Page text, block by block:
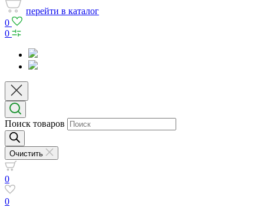
перейти в каталог
0
0
Поиск товаров
Очистить
0
0